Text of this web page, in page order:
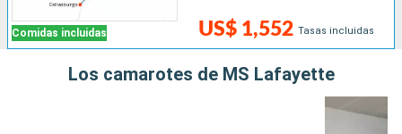
Comidas incluidas US$ 1,552 Tasas incluidas
Los camarotes de MS Lafayette